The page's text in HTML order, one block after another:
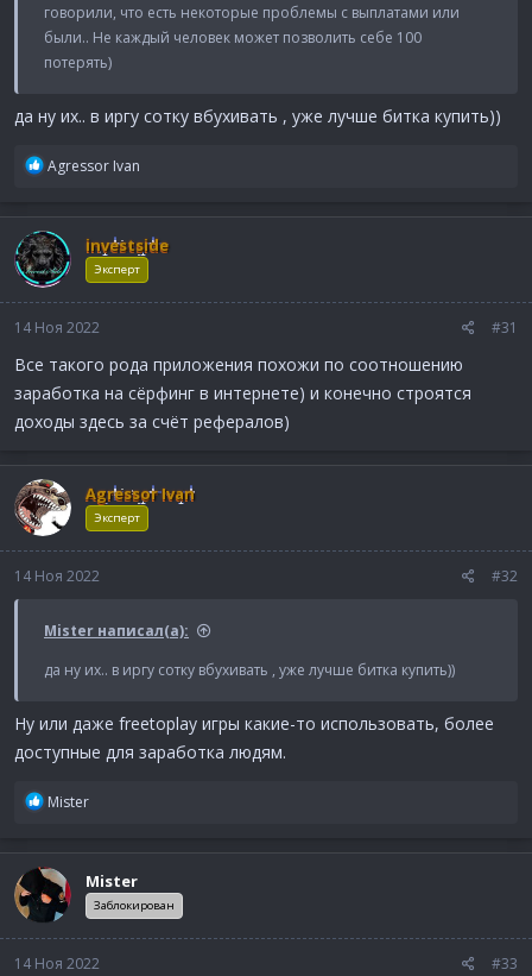
говорили, что есть некоторые проблемы с выплатами или
были.. Не каждый человек может позволить себе 100
потерять)
да ну их.. в иргу сотку вбухивать , уже лучше битка купить))
Р
к
ц
и
и
Agressor Ivan
investside
Эксперт
14 Ноя 2022 #31
Все такого рода приложения похожи по соотношению
заработка на сёрфинг в интернете) и конечно строятся
доходы здесь за счёт рефералов)
Agressor Ivan
Эксперт
14 Ноя 2022 #32
Mister написал(а):
да ну их.. в иргу сотку вбухивать , уже лучше битка купить))
Ну или даже freetoplay игры какие-то использовать, более
доступные для заработка людям.
Р
к
ц
и
и
Mister
Mister
Заблокирован
14 Ноя 2022 #33